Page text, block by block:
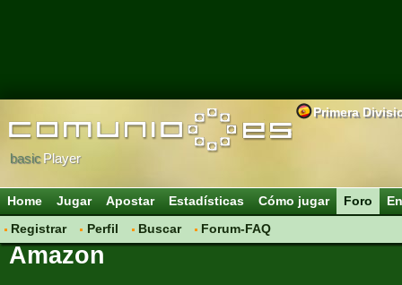
Primera
basicPlayer
Home Jugar Apostar Estadísticas Cómo jugar
Foro
Registrar
Perfil Buscar Forum-FAQ
Amazon